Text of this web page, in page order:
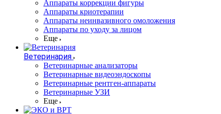
Аппараты коррекции фигуры
Аппараты криотерапии
Аппараты неинвазивного омоложения
Аппараты по уходу за лицом
Еще
Ветеринария
Ветеринарные анализаторы
Ветеринарные видеоэндоскопы
Ветеринарные рентген-аппараты
Ветеринарные УЗИ
Еще